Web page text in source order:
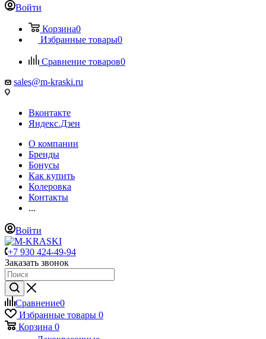
Войти
Корзина0
Избранные товары0
Сравнение товаров0
sales@m-kraski.ru
Вконтакте
Яндекс.Дзен
О компании
Бренды
Бонусы
Как купить
Колеровка
Контакты
...
Войти
+7 930 424-49-94
Заказать звонок
Сравнение0
Избранные товары 0
Корзина 0